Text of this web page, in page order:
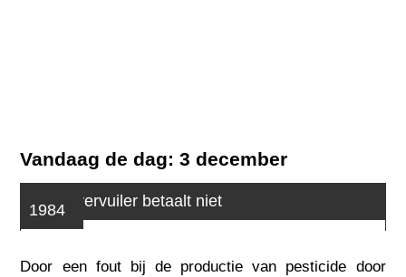
Vandaag de dag: 3 december
En de vervuiler betaalt niet
1984
Door een fout bij de productie van pesticide door